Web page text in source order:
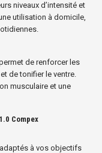
niveaux d’intensité et
utilisation à domicile,
de renforcer les
de tonifier le ventre.
musculaire et une
Compex
à vos objectifs